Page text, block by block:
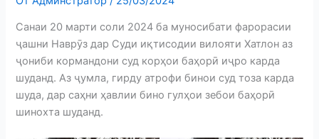
Санаи 20 марти соли 2024 ба муносибати фарорасии
ҷашни Наврӯз дар Суди иқтисодии вилояти Хатлон аз
ҷониби кормандони суд корҳои баҳорӣ иҷро карда
шуданд. Аз ҷумла, гирду атрофи бинои суд тоза карда
шуда, дар саҳни ҳавлии бино гулҳои зебои баҳорӣ
шинохта шуданд.